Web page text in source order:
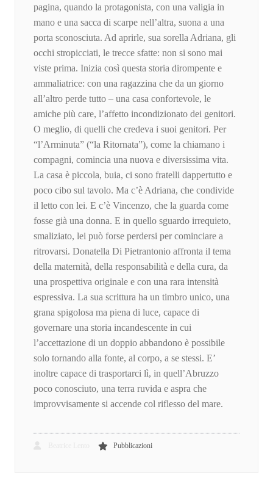
pagina, quando la protagonista, con una valigia in
mano e una sacca di scarpe nell’altra, suona a una
porta sconosciuta. Ad aprirle, sua sorella Adriana, gli
occhi stropicciati, le trecce sfatte: non si sono mai
viste prima. Inizia così questa storia dirompente e
ammaliatrice: con una ragazzina che da un giorno
all’altro perde tutto – una casa confortevole, le
amiche più care, l’affetto incondizionato dei genitori.
O meglio, di quelli che credeva i suoi genitori. Per
“l’Arminuta” (“la Ritornata”), come la chiamano i
compagni, comincia una nuova e diversissima vita.
La casa è piccola, buia, ci sono fratelli dappertutto e
poco cibo sul tavolo. Ma c’è Adriana, che condivide
il letto con lei. E c’è Vincenzo, che la guarda come
fosse già una donna. E in quello sguardo irrequieto,
smaliziato, lei può forse perdersi per cominciare a
ritrovarsi. Donatella Di Pietrantonio affronta il tema
della maternità, della responsabilità e della cura, da
una prospettiva originale e con una rara intensità
espressiva. La sua scrittura ha un timbro unico, una
grana spigolosa ma piena di luce, capace di
governare una storia incandescente in cui
l’accettazione di un doppio abbandono è possibile
solo tornando alla fonte, al corpo, a se stessi. E’
inoltre capace di trasportarci lì, in quell’Abruzzo
poco conosciuto, una terra ruvida e aspra che
improvvisamente si accende col riflesso del mare.
Pubblicazioni